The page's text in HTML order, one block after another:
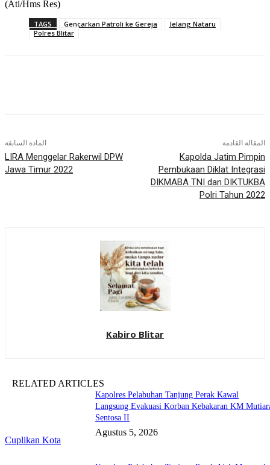
(Ati/Hms Res)
TAGS Gencarkan Patroli ke Gereja
Jelang Nataru
Polres Blitar
المادة السابقة
LIRA Menggelar Rakerwil DPW
Jawa Timur 2022
المقالة القادمة
Kapolda Jatim Pimpin
Pembukaan Diklat Integrasi
DIKMABA TNI dan DIKTUKBA
Polri Tahun 2022
Kabiro Blitar
RELATED ARTICLES
Cuplikan Kota
Kapolres Pelabuhan Tanjung Perak Kawal
Langsung Evakuasi Korban Kebakaran KM
Sentosa II
Agustus 5, 2026